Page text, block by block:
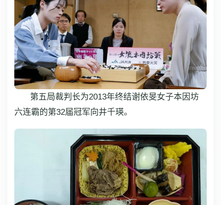
第五局裁判长为2013年终结谢依旻女子本因坊
六连霸的第32届冠军向井千瑛。